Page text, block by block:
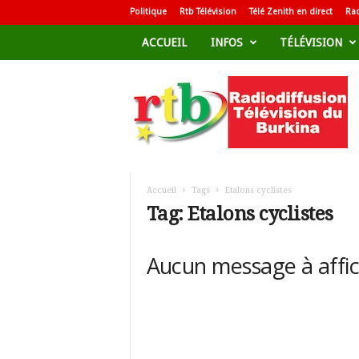
Politique Rtb Télévision Télé Zenith en direct
ACCUEIL INFOS TÉLÉVISION
d
i
Accueil Tags Etalons cyclistes
Tag: Etalons cyclistes
Aucun message à